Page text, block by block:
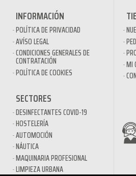
INFORMACIÓN
POLÍTICA DE PRIVACIDAD
AVÍSO LEGAL
CONDICIONES GENERALES DE
CONTRATACIÓN
POLÍTICA DE COOKIES
MI
SECTORES
DESINFECTANTES COVID-19
HOSTELERÍA
AUTOMOCIÓN
NÁUTICA
MAQUINARIA PROFESIONAL
LIMPIEZA URBANA